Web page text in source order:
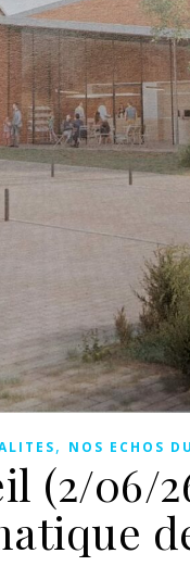
, NOS ECHOS
(2/06/